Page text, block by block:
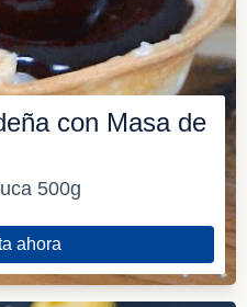
con Masa de
500g
ahora